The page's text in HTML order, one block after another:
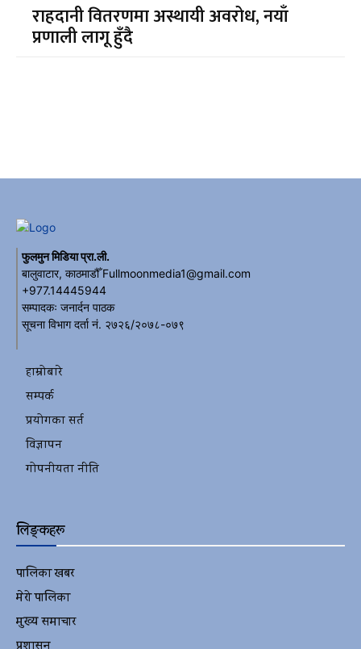
राहदानी वितरणमा अस्थायी अवरोध, नयाँ
प्रणाली लागू हुँदै
फुलमुन मिडिया प्रा.ली.
बालुवाटार, काठमाडौँ Fullmoonmedia1@gmail.com
+977.14445944
सम्पादकः जनार्दन पाठक
सूचना विभाग दर्ता नं. २७२६/२०७८-०७९
हाम्रोबारे
सम्पर्क
प्रयोगका सर्त
विज्ञापन
गोपनीयता नीति
लिङ्कहरू
पालिका खबर
मेरो पालिका
मुख्य समाचार